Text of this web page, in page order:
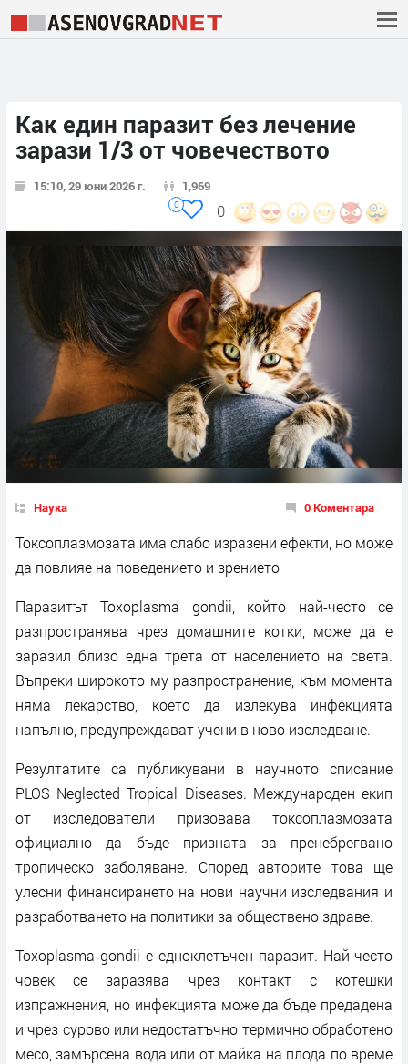
Как един паразит без лечение
зарази 1/3 от човечеството
15:10, 29 юни 2026 г. 1,969
0
0
Наука 0 Коментара
Токсоплазмозата има слабо изразени ефекти, но може
да повлияе на поведението и зрението
Паразитът Toxoplasma gondii, който най-често се
разпространява чрез домашните котки, може да е
заразил близо една трета от населението на света.
Въпреки широкото му разпространение, към момента
няма лекарство, което да излекува инфекцията
напълно, предупреждават учени в ново изследване.
Резултатите са публикувани в научното списание
PLOS Neglected Tropical Diseases. Международен екип
от изследователи призовава токсоплазмозата
официално да бъде призната за пренебрегвано
тропическо заболяване. Според авторите това ще
улесни финансирането на нови научни изследвания и
разработването на политики за обществено здраве.
Toxoplasma gondii е едноклетъчен паразит. Най-често
човек се заразява чрез контакт с котешки
изпражнения, но инфекцията може да бъде предадена
и чрез сурово или недостатъчно термично обработено
месо, замърсена вода или от майка на плода по време